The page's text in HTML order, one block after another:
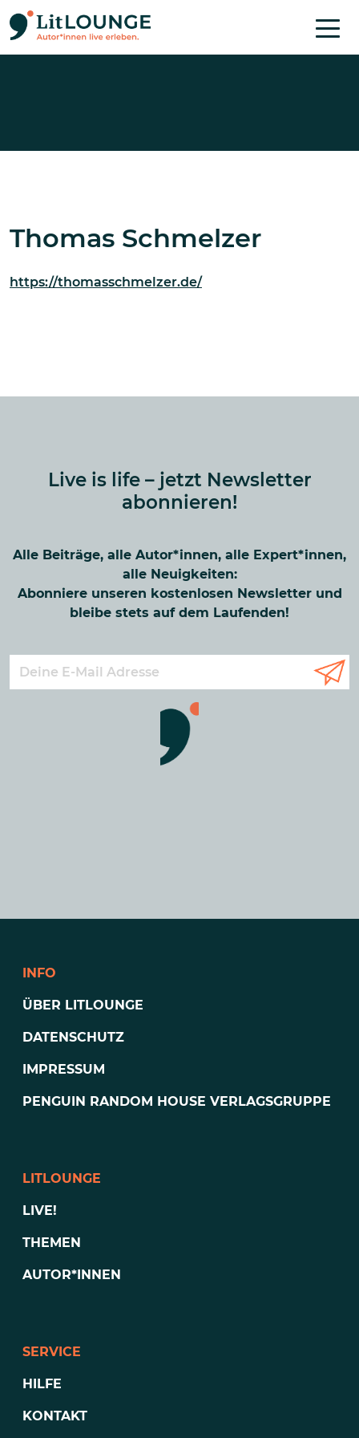
Direkt zum Inhalt
Thomas Schmelzer
https://thomasschmelzer.de/
Live is life – jetzt Newsletter
abonnieren!
Alle Beiträge, alle Autor*innen, alle Expert*innen,
alle Neuigkeiten:
Abonniere unseren kostenlosen Newsletter und
bleibe stets auf dem Laufenden!
INFO
ÜBER LITLOUNGE
DATENSCHUTZ
IMPRESSUM
PENGUIN RANDOM HOUSE VERLAGSGRUPPE
LITLOUNGE
LIVE!
THEMEN
AUTOR*INNEN
SERVICE
HILFE
KONTAKT